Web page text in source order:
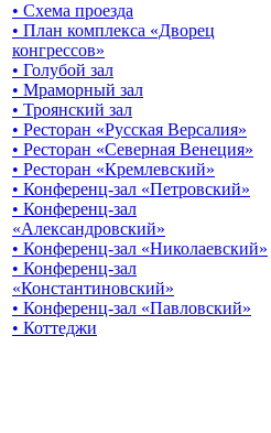
• Схема проезда
• План комплекса «Дворец
конгрессов»
• Голубой зал
• Мраморный зал
• Троянский зал
• Ресторан «Русская Версалия»
• Ресторан «Северная Венеция»
• Ресторан «Кремлевский»
• Конференц-зал «Петровский»
• Конференц-зал
«Александровский»
• Конференц-зал «Николаевский»
• Конференц-зал
«Константиновский»
• Конференц-зал «Павловский»
• Коттеджи